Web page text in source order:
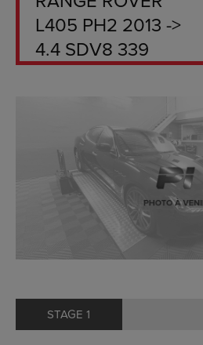
L405 PH2 2013 ->
4.4 SDV8 339
STAGE 1